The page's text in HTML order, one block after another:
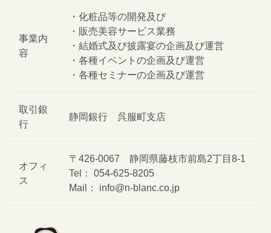
事業内
容
・化粧品等の開発及び
・販売美容サービス業務
・結婚式及び披露宴の企画及び運営
・各種イベントの企画及び運営
・各種セミナーの企画及び運営
取引銀
行
静岡銀行 呉服町支店
オフィ
ス
〒426-0067 静岡県藤枝市前島2丁目8-1
Tel： 054-625-8205
Mail： info@n-blanc.co.jp